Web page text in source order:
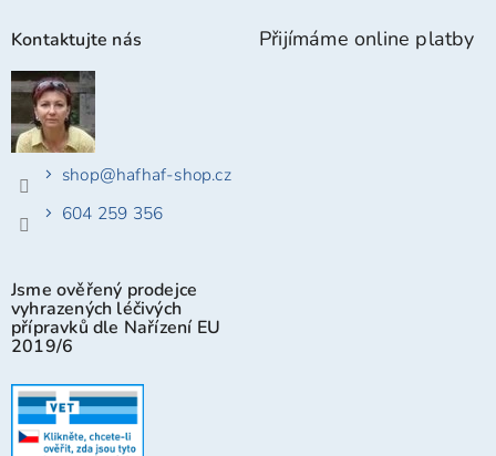
Kontaktujte nás
shop@hafhaf-shop.cz
604 259 356
Jsme ověřený prodejce
vyhrazených léčivých
přípravků dle Nařízení EU
2019/6
Přijímáme online platby